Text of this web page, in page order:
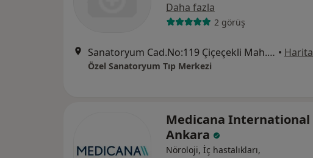
Daha fazla
2 görüş
Sanatoryum Cad.No:119 Çiçeçekli Mah., Ankara • Harita
Özel Sanatoryum Tıp Merkezi
Medicana International
Ankara
Nöroloji, İç hastalıkları,